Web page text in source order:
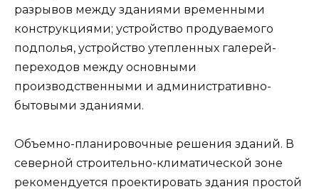
разрывов между зданиями временными
конструкциями; устройство продуваемого
подполья, устройство утепленных галерей-
переходов между основными
производственными и административно-
бытовыми зданиями.
Объемно-планировочные решения зданий. В
северной строительно-климатической зоне
рекомендуется проектировать здания простой